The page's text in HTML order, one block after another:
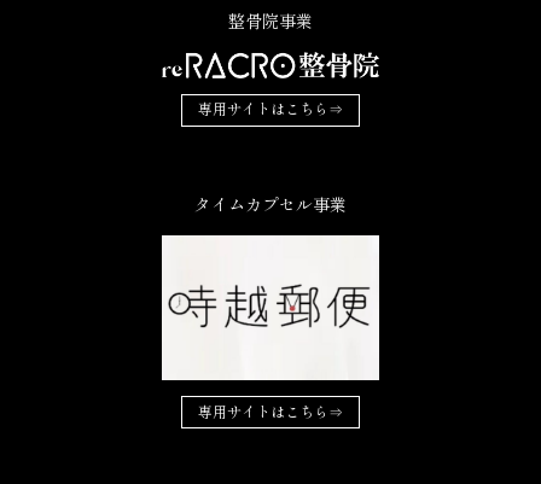
整骨院事業
専用サイトはこちら⇒
タイムカプセル事業
専用サイトはこちら⇒